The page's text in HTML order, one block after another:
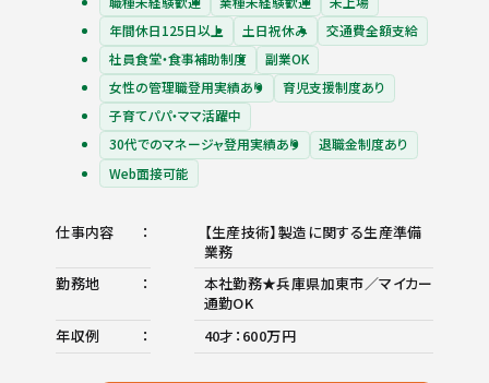
年間休日125日以上
土日祝休み
交通費全額支給
社員食堂・食事補助制度
副業OK
女性の管理職登用実績あり
育児支援制度あり
子育てパパ・ママ活躍中
30代でのマネージャ登用実績あり
退職金制度あり
Web面接可能
仕事内容
【生産技術】製造に関する生産準備
業務
勤務地
本社勤務★兵庫県加東市／マイカー
通勤OK
年収例
40才：600万円